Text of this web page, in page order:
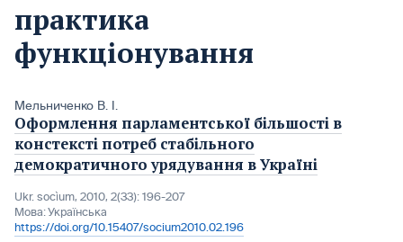
практика
функціонування
Мельниченко В. І.
Оформлення парламентської більшості в
констексті потреб стабільного
демократичного урядування в Україні
Ukr. socìum, 2010, 2(33): 196-207
Мова:Українська
https://doi.org/10.15407/socium2010.02.196